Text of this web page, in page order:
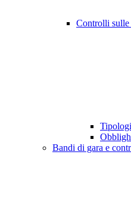
Controlli sulle
Bandi di gara e